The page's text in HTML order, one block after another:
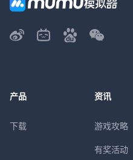
产品
下载
资讯
游戏攻略
有奖活动